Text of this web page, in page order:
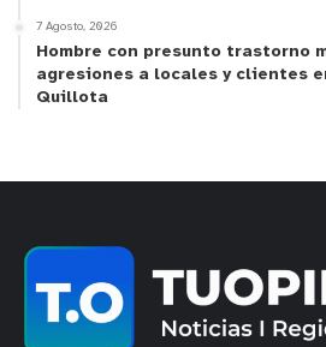
7 Agosto, 2026
Hombre con presunto trastorno
agresiones a locales y clientes
Quillota